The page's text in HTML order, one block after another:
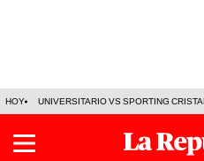
HOY UNIVERSITARIO VS SPORTING CRISTAL